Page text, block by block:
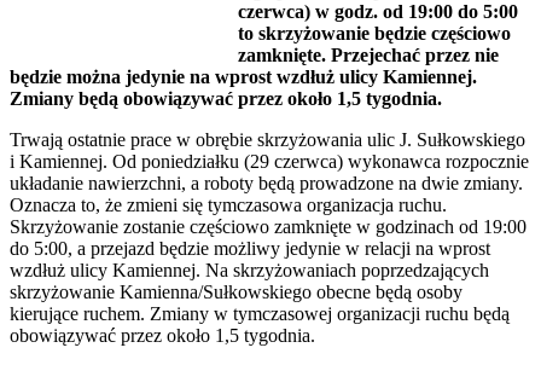
czerwca) w godz. od 19:00 do 5:00
to skrzyżowanie będzie częściowo
zamknięte. Przejechać przez nie
będzie można jedynie na wprost wzdłuż ulicy Kamiennej.
Zmiany będą obowiązywać przez około 1,5 tygodnia.
Trwają ostatnie prace w obrębie skrzyżowania ulic J. Sułkowskiego
i Kamiennej. Od poniedziałku (29 czerwca) wykonawca rozpocznie
układanie nawierzchni, a roboty będą prowadzone na dwie zmiany.
Oznacza to, że zmieni się tymczasowa organizacja ruchu.
Skrzyżowanie zostanie częściowo zamknięte w godzinach od 19:00
do 5:00, a przejazd będzie możliwy jedynie w relacji na wprost
wzdłuż ulicy Kamiennej. Na skrzyżowaniach poprzedzających
skrzyżowanie Kamienna/Sułkowskiego obecne będą osoby
kierujące ruchem. Zmiany w tymczasowej organizacji ruchu będą
obowiązywać przez około 1,5 tygodnia.